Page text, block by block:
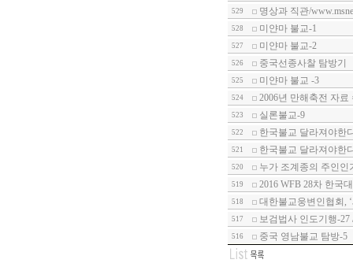
529 명상과 직관/
528 미얀마 불교-1
527 미얀마 불교-2
526 중국선종사찰 탐방기
525 미얀마 불교 -3
524 2006년 만해축전 자
523 실론불교-9
522 한국불교 달라져야한
521 한국불교 달라져야한
520 누가 조계종의 주인인
519 2016 WFB 28차 한국
518 대한불교웅변인협회,
517 보검법사 인도기행-
516 중국 영남불교 탐방-5